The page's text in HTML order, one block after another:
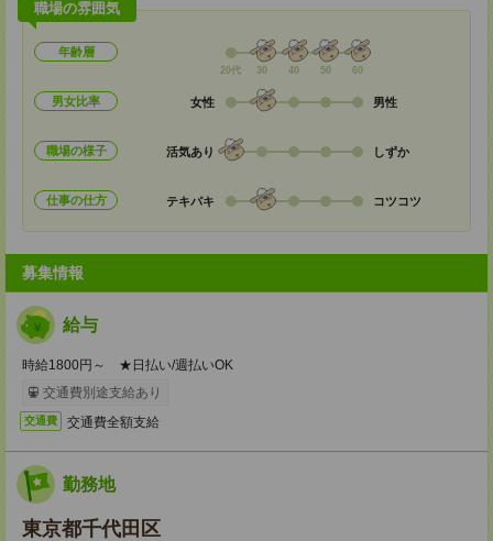
職場の雰囲気
年齢層
20代 30 40 50 60
男女比率 女性 男性
職場の様子 活気あり しずか
仕事の仕方 テキパキ コツコツ
募集情報
給与
時給1800円～ ★日払い/週払いOK
交通費別途支給あり
交通費 交通費全額支給
勤務地
東京都千代田区